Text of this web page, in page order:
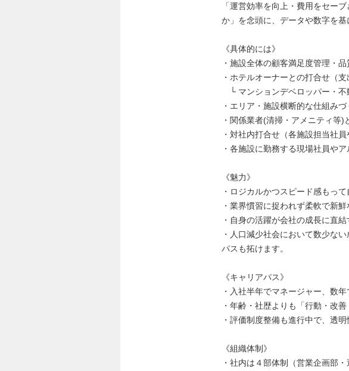
「運営効率を向上・費用をセー
か」を念頭に、データや数字を
《具体的には》
・施設全体の顧客満足度管理・
・ホテルオーナーとの打合せ（
└ マンションデベロッパー・不
・エリア・施設横断的な仕組みづ
・関係業者(清掃・アメニティ等)
・対社内打合せ（各施設担当社員
・各施設に勤務する現場社員や
《魅力》
・ロジカルかつスピード感もっ
・業界慣習に捉われず柔軟で新
・自身の活躍が会社の成長に直
・人口減少社会において数少な
パスも拓けます。
《キャリアパス》
・入社半年でマネージャー、数
・年齢・社歴よりも「行動・改
・評価制度整備も進行中で、透
《組織体制》
・社内は４部体制（営業企画部